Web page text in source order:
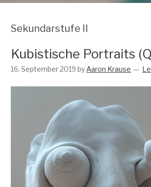
Sekundarstufe II
Kubistische Portraits
16. September 2019 by Aaron Krause